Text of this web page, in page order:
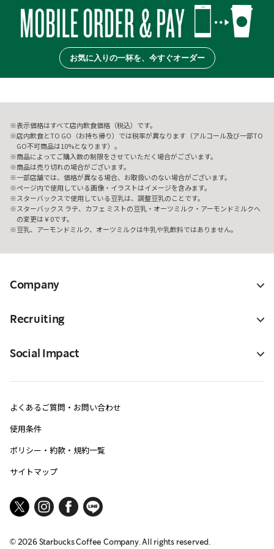
お気に入りの一杯を、今すぐオーダー
表示価格はすべて店内飲食価格（税込）です。
店内飲食とTO GO（お持ち帰り）では税率が異なります（アルコール及び一部TO
GO不可商品は10%となります）。
商品によってご購入数の制限をさせていただく場合がございます。
商品は売り切れの場合がございます。
一部店舗では、価格が異なる場合、お取扱いのない場合がございます。
ページ内で使用している画像・イラストはイメージを含みます。
スターバックスで使用している豆乳は、調整豆乳のことです。
スターバックス ラテ、カフェ ミストの豆乳・オーツミルク・アーモンドミルクへ
の変更は￥0です。
豆乳、アーモンドミルク、オーツミルクは牛乳や乳飲料ではありません。
Company
Recruiting
Social Impact
よくあるご質問・お問い合わせ
使用条件
ポリシー・約款・規約一覧
サイトマップ
© 2026Starbucks Coffee Company. All rights reserved.